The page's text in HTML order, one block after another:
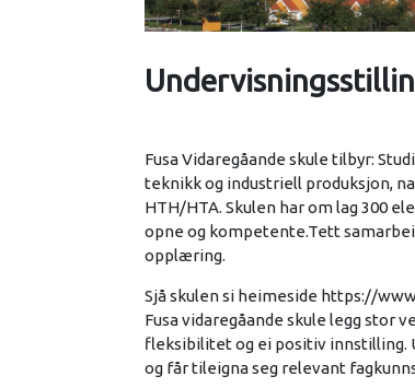
Fusa Vidaregåande skule tilbyr:
teknikk og industriell produksjon,
HTH/HTA. Skulen har om lag 300
opne og kompetente.Tett
opplæring.
Sjå skulen si heimeside https://
Fusa vidaregåande skule legg stor
fleksibilitet og ei positiv innstilling.
og får tileigna seg relevant